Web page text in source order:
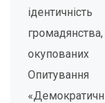
окупованих